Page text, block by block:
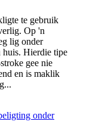
te gebruik
Op 'n
lig onder
Hierdie tipe
gee nie
en is maklik